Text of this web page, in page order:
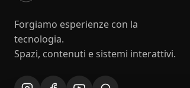
Forgiamo esperienze con la
tecnologia.
Spazi, contenuti e sistemi interattivi.